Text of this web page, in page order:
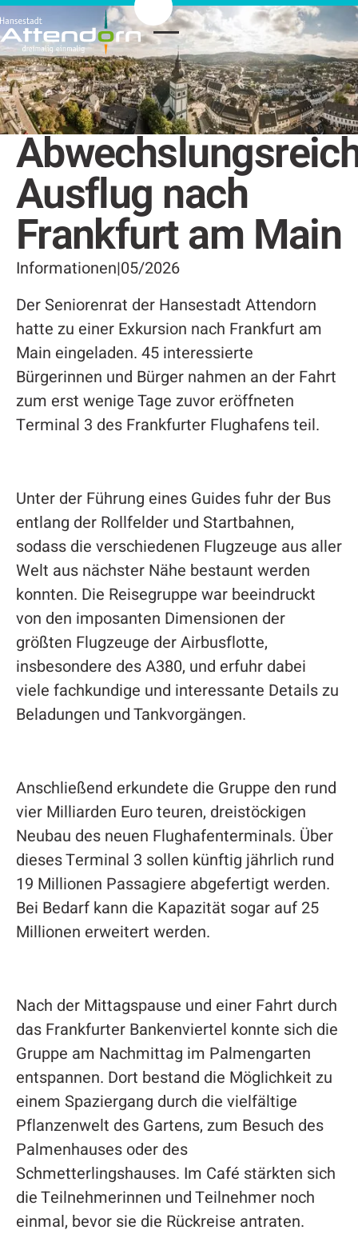
Ausflug nach
Frankfurt am Main
Informationen|05/2026
Der Seniorenrat der Hansestadt Attendorn
hatte zu einer Exkursion nach Frankfurt am
Main eingeladen. 45 interessierte
Bürgerinnen und Bürger nahmen an der Fahrt
zum erst wenige Tage zuvor eröffneten
Terminal 3 des Frankfurter Flughafens teil.
Unter der Führung eines Guides fuhr der Bus
entlang der Rollfelder und Startbahnen,
sodass die verschiedenen Flugzeuge aus aller
Welt aus nächster Nähe bestaunt werden
konnten. Die Reisegruppe war beeindruckt
von den imposanten Dimensionen der
größten Flugzeuge der Airbusflotte,
insbesondere des A380, und erfuhr dabei
viele fachkundige und interessante Details zu
Beladungen und Tankvorgängen.
Anschließend erkundete die Gruppe den rund
vier Milliarden Euro teuren, dreistöckigen
Neubau des neuen Flughafenterminals. Über
dieses Terminal 3 sollen künftig jährlich rund
19 Millionen Passagiere abgefertigt werden.
Bei Bedarf kann die Kapazität sogar auf 25
Millionen erweitert werden.
Nach der Mittagspause und einer Fahrt durch
das Frankfurter Bankenviertel konnte sich die
Gruppe am Nachmittag im Palmengarten
entspannen. Dort bestand die Möglichkeit zu
einem Spaziergang durch die vielfältige
Pflanzenwelt des Gartens, zum Besuch des
Palmenhauses oder des
Schmetterlingshauses. Im Café stärkten sich
die Teilnehmerinnen und Teilnehmer noch
einmal, bevor sie die Rückreise antraten.